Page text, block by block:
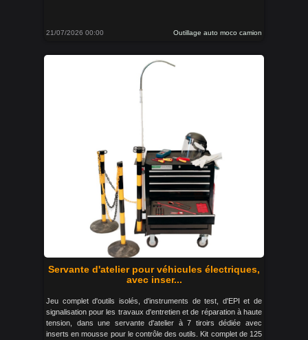
21/07/2026 00:00 Outillage auto moco camion
Servante d'atelier pour véhicules électriques,
avec inser...
Jeu complet d'outils isolés, d'instruments de test, d'EPI et de
signalisation pour les travaux d'entretien et de réparation à haute
tension, dans une servante d'atelier à 7 tiroirs dédiée avec
inserts en mousse pour le contrôle des outils. Kit complet de 125